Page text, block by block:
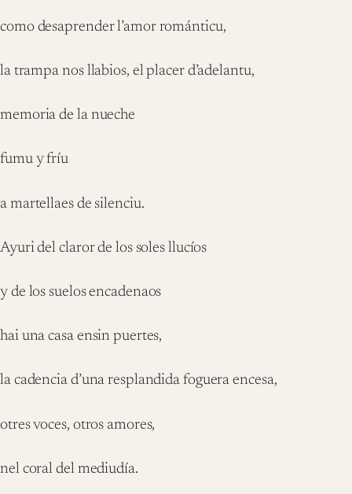
como desaprender l’amor románticu,
la trampa nos llabios, el placer d’adelantu,
memoria de la nueche
fumu y fríu
a martellaes de silenciu.
Ayuri del claror de los soles llucíos
y de los suelos encadenaos
hai una casa ensin puertes,
la cadencia d’una resplandida foguera encesa,
otres voces, otros amores,
nel coral del mediudía.